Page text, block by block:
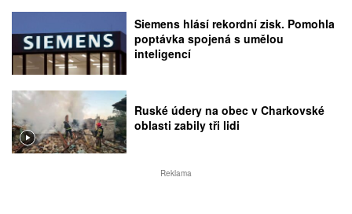
Siemens hlásí rekordní zisk. Pomohla
poptávka spojená s umělou
inteligencí
Ruské údery na obec v Charkovské
oblasti zabily tři lidi
Reklama